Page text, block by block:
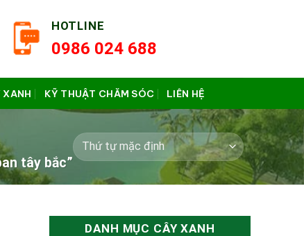
HOTLINE
0986 024 688
XANH KỸ THUẬT CHĂM SÓC LIÊN HỆ
tây bắc”
DANH MỤC CÂY XANH